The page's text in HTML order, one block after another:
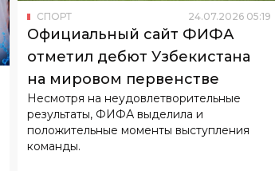
СПОРТ 24.07.2026 05:19
Официальный сайт ФИФА
отметил дебют Узбекистана
на мировом первенстве
Несмотря на неудовлетворительные
результаты, ФИФА выделила и
положительные моменты выступления
команды.